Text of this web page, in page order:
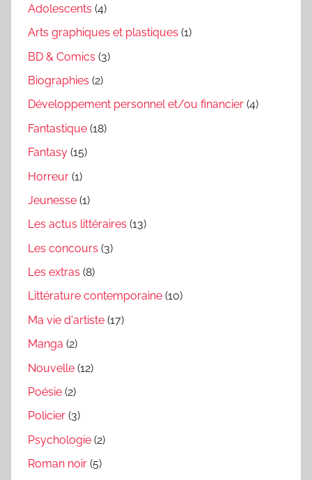
Adolescents (4)
Arts graphiques et plastiques (1)
BD & Comics (3)
Biographies (2)
Développement personnel et/ou financier (4)
Fantastique (18)
Fantasy (15)
Horreur (1)
Jeunesse (1)
Les actus littéraires (13)
Les concours (3)
Les extras (8)
Littérature contemporaine (10)
Ma vie d'artiste (17)
Manga (2)
Nouvelle (12)
Poésie (2)
Policier (3)
Psychologie (2)
Roman noir (5)